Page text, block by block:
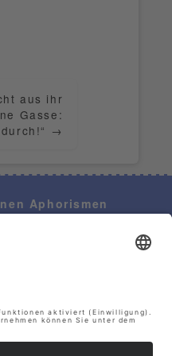
aus ihr
Gasse:
→
Aphorismen